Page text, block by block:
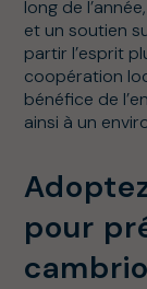
long de
et un soutien
partir l’esprit
coopération
bénéfice de
ainsi à un
pour